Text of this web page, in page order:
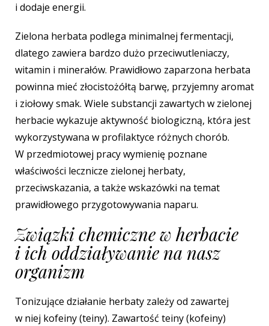
i dodaje energii.
Zielona herbata podlega minimalnej fermentacji,
dlatego zawiera bardzo dużo przeciwutleniaczy,
witamin i minerałów. Prawidłowo zaparzona herbata
powinna mieć złocistożółtą barwę, przyjemny aromat
i ziołowy smak. Wiele substancji zawartych w zielonej
herbacie wykazuje aktywność biologiczną, która jest
wykorzystywana w profilaktyce różnych chorób.
W przedmiotowej pracy wymienię poznane
właściwości lecznicze zielonej herbaty,
przeciwskazania, a także wskazówki na temat
prawidłowego przygotowywania naparu.
Związki chemiczne w herbacie
i ich oddziaływanie na nasz
organizm
Tonizujące działanie herbaty zależy od zawartej
w niej kofeiny (teiny). Zawartość teiny (kofeiny)